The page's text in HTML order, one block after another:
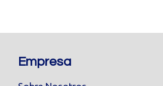
Empresa